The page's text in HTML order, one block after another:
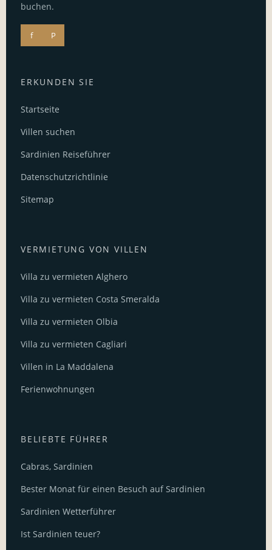
buchen.
f P
ERKUNDEN SIE
Startseite
Villen suchen
Sardinien Reiseführer
Datenschutzrichtlinie
Sitemap
VERMIETUNG VON VILLEN
Villa zu vermieten Alghero
Villa zu vermieten Costa Smeralda
Villa zu vermieten Olbia
Villa zu vermieten Cagliari
Villen in La Maddalena
Ferienwohnungen
BELIEBTE FÜHRER
Cabras, Sardinien
Bester Monat für einen Besuch auf Sardinien
Sardinien Wetterführer
Ist Sardinien teuer?